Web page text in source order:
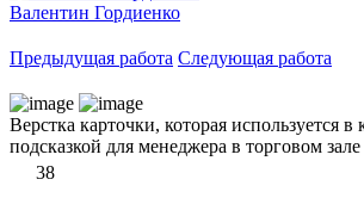
Валентин Гордиенко
Предыдущая работа Следующая работа
Верстка карточки, которая используется
подсказкой для менеджера в торговом
38